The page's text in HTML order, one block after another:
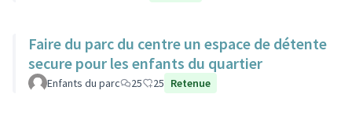
Faire du parc du centre un espace de détente
secure pour les enfants du quartier
Enfants du parc 25 25 Retenue